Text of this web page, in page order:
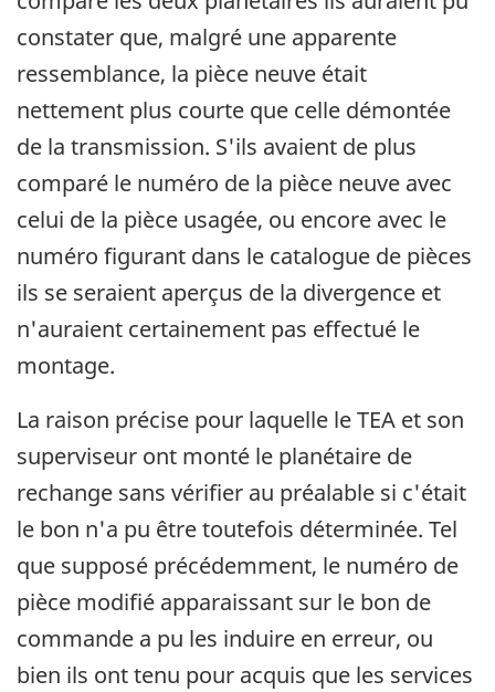
constater que, malgré une apparente
ressemblance, la pièce neuve était
nettement plus courte que celle démontée
de la transmission. S'ils avaient de plus
comparé le numéro de la pièce neuve avec
celui de la pièce usagée, ou encore avec le
numéro figurant dans le catalogue de pièces
ils se seraient aperçus de la divergence et
n'auraient certainement pas effectué le
montage.
La raison précise pour laquelle le TEA et son
superviseur ont monté le planétaire de
rechange sans vérifier au préalable si c'était
le bon n'a pu être toutefois déterminée. Tel
que supposé précédemment, le numéro de
pièce modifié apparaissant sur le bon de
commande a pu les induire en erreur, ou
bien ils ont tenu pour acquis que les services